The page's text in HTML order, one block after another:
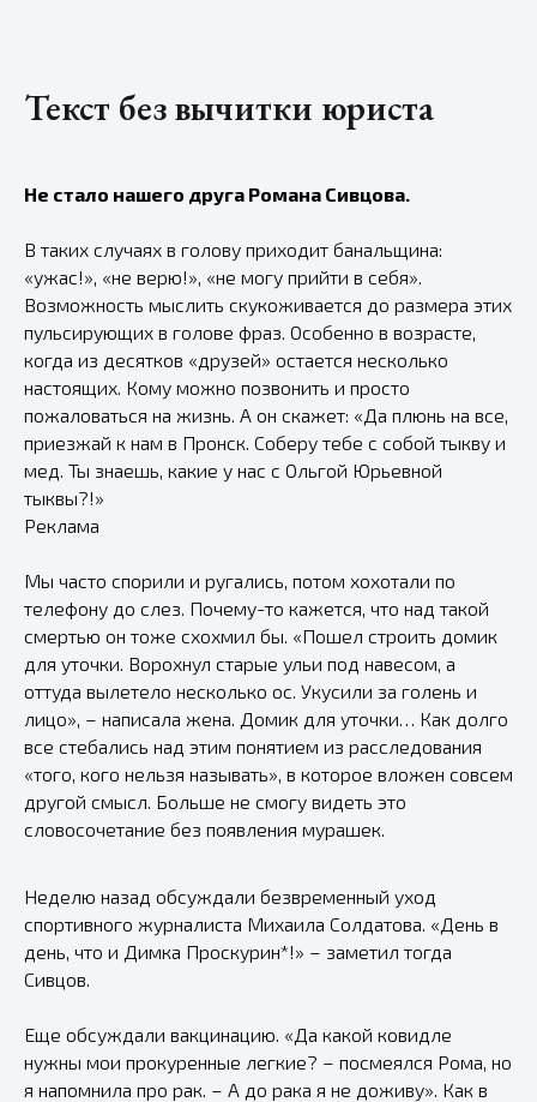
Текст без вычитки юриста
Не стало нашего друга Романа Сивцова.
В таких случаях в голову приходит банальщина:
«ужас!», «не верю!», «не могу прийти в себя».
Возможность мыслить скукоживается до размера этих
пульсирующих в голове фраз. Особенно в возрасте,
когда из десятков «друзей» остается несколько
настоящих. Кому можно позвонить и просто
пожаловаться на жизнь. А он скажет: «Да плюнь на все,
приезжай к нам в Пронск. Соберу тебе с собой тыкву и
мед. Ты знаешь, какие у нас с Ольгой Юрьевной
тыквы?!»
Реклама
Мы часто спорили и ругались, потом хохотали по
телефону до слез. Почему-то кажется, что над такой
смертью он тоже схохмил бы. «Пошел строить домик
для уточки. Ворохнул старые ульи под навесом, а
оттуда вылетело несколько ос. Укусили за голень и
лицо», – написала жена. Домик для уточки… Как долго
все стебались над этим понятием из расследования
«того, кого нельзя называть», в которое вложен совсем
другой смысл. Больше не смогу видеть это
словосочетание без появления мурашек.
Неделю назад обсуждали безвременный уход
спортивного журналиста Михаила Солдатова. «День в
день, что и Димка Проскурин*!» – заметил тогда
Сивцов.
Еще обсуждали вакцинацию. «Да какой ковидле
нужны мои прокуренные легкие? – посмеялся Рома, но
я напомнила про рак. – А до рака я не доживу». Как в